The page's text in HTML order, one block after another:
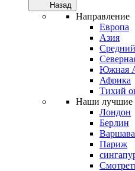
Назад
Направление
Европа
Азия
Южная
Африка
Тихий
Наши лучшие
Лондон
Берлин
Варшава
Париж